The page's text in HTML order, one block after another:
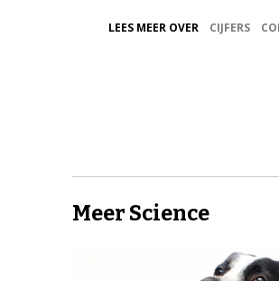
LEES MEER OVER CIJFERS
Meer Science